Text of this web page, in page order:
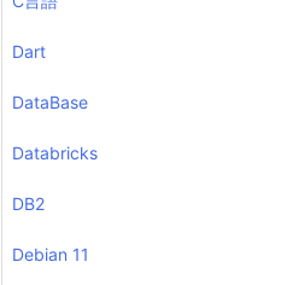
Dart
DataBase
Databricks
DB2
Debian 11